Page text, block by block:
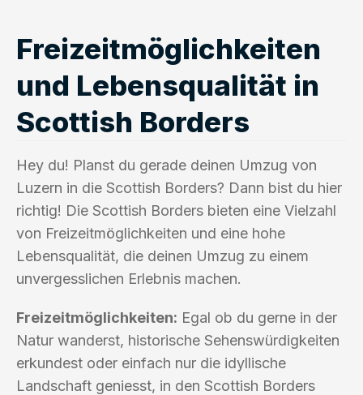
Freizeitmöglichkeiten
und Lebensqualität in
Scottish Borders
Hey du! Planst du gerade deinen Umzug von
Luzern in die Scottish Borders? Dann bist du hier
richtig! Die Scottish Borders bieten eine Vielzahl
von Freizeitmöglichkeiten und eine hohe
Lebensqualität, die deinen Umzug zu einem
unvergesslichen Erlebnis machen.
Freizeitmöglichkeiten: Egal ob du gerne in der
Natur wanderst, historische Sehenswürdigkeiten
erkundest oder einfach nur die idyllische
Landschaft geniesst, in den Scottish Borders